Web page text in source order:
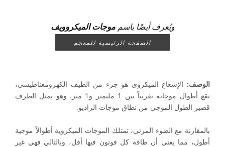
ويُعرف أيضًا باسمموجات الميكروويف
الصفحة الرئيسية للمعجم
الوصف: الإشعاع الميكروي هو جزء من الطيف الكهرومغناطيسي،
تقع أطوال موجاته تقريباً بين 1 مليمتر و1 متر. وهو يمثل الطرف
قصير الطول الموجي من نطاق موجات الراديو.
بالمقارنة مع الضوء المرئي، تمتلك الموجات الميكروية أطوالاً موجية
أطول، مما يعني أن طاقة كل فوتون فيها أقل، وبالتالي فهي غير